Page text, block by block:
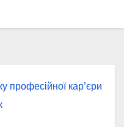
професійної кар’єри